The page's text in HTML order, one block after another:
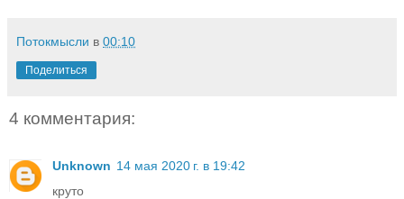
Потокмысли в 00:10
Поделиться
4 комментария:
Unknown 14 мая 2020 г. в 19:42
круто